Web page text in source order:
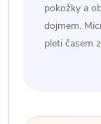
pokožky a
dojmem.
pleti časem